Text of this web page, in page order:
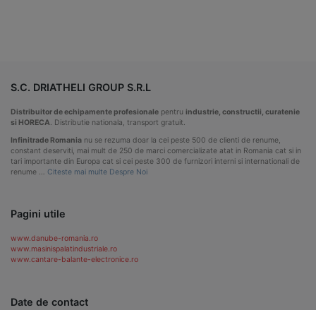
S.C. DRIATHELI GROUP S.R.L
Distribuitor de echipamente profesionale pentru industrie, constructii, curatenie
si HORECA . Distributie nationala, transport gratuit.
Infinitrade Romania nu se rezuma doar la cei peste 500 de clienti de renume,
constant deserviti, mai mult de 250 de marci comercializate atat in Romania cat si in
tari importante din Europa cat si cei peste 300 de furnizori interni si internationali de
renume … Citeste mai multe Despre Noi
Pagini utile
www.danube-romania.ro
www.masinispalatindustriale.ro
www.cantare-balante-electronice.ro
Date de contact